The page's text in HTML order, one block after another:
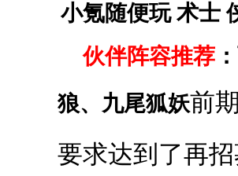
小氪随便玩 术士
伙伴阵容推荐
狼、九尾狐妖前
要求达到了再